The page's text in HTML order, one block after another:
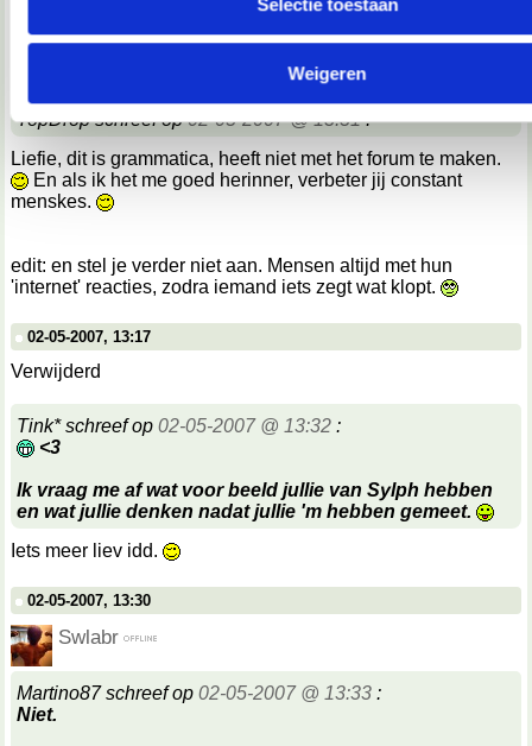
67 derdendie uw gegevens kunnen
en verwerken.
Weigeren
02-05-2007, 13:14
TopDrop schreef op02-05-2007 @ 13:31:
Liefie, dit is grammatica, heeft niet met het forum te maken.
En als ik het me goed herinner, verbeter jij constant
menskes.
edit: en stel je verder niet aan. Mensen altijd met hun
'internet' reacties, zodra iemand iets zegt wat klopt.
02-05-2007, 13:17
Verwijderd
Tink* schreef op 02-05-2007 @ 13:32 :
<3
Ik vraag me af wat voor beeld jullie van Sylph hebben
en wat jullie denken nadat jullie 'm hebben gemeet.
Iets meer liev idd.
02-05-2007, 13:30
Swlabr
Martino87 schreef op 02-05-2007 @ 13:33 :
Niet.